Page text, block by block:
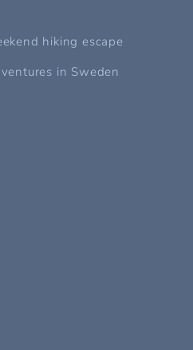
hiking escape
in Sweden